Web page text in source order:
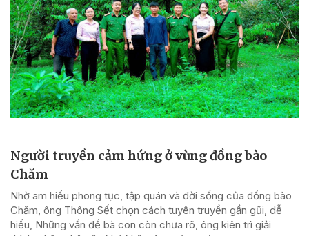
Người truyền cảm hứng ở vùng đồng bào
Chăm
Nhờ am hiểu phong tục, tập quán và đời sống của đồng bào
Chăm, ông Thông Sết chọn cách tuyên truyền gần gũi, dễ
hiểu, Những vấn đề bà con còn chưa rõ, ông kiên trì giải